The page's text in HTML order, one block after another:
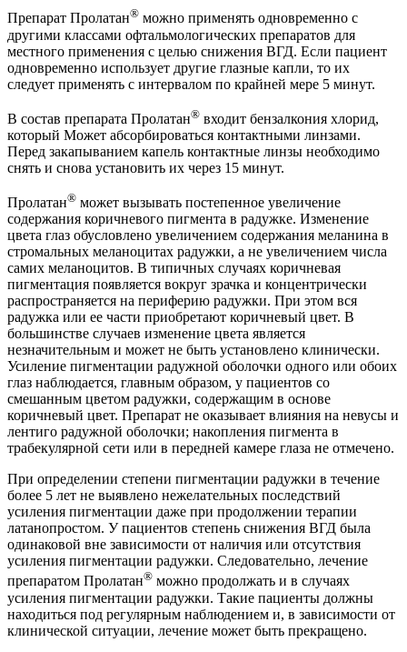
Препарат Пролатан® можно применять одновременно с
другими классами офтальмологических препаратов для
местного применения с целью снижения ВГД. Если пациент
одновременно использует другие глазные капли, то их
следует применять с интервалом по крайней мере 5 минут.
В состав препарата Пролатан® входит бензалкония хлорид,
который Может абсорбироваться контактными линзами.
Перед закапыванием капель контактные линзы необходимо
снять и снова установить их через 15 минут.
Пролатан® может вызывать постепенное увеличение
содержания коричневого пигмента в радужке. Изменение
цвета глаз обусловлено увеличением содержания меланина в
стромальных меланоцитах радужки, а не увеличением числа
самих меланоцитов. В типичных случаях коричневая
пигментация появляется вокруг зрачка и концентрически
распространяется на периферию радужки. При этом вся
радужка или ее части приобретают коричневый цвет. В
большинстве случаев изменение цвета является
незначительным и может не быть установлено клинически.
Усиление пигментации радужной оболочки одного или обоих
глаз наблюдается, главным образом, у пациентов со
смешанным цветом радужки, содержащим в основе
коричневый цвет. Препарат не оказывает влияния на невусы и
лентиго радужной оболочки; накопления пигмента в
трабекулярной сети или в передней камере глаза не отмечено.
При определении степени пигментации радужки в течение
более 5 лет не выявлено нежелательных последствий
усиления пигментации даже при продолжении терапии
латанопростом. У пациентов степень снижения ВГД была
одинаковой вне зависимости от наличия или отсутствия
усиления пигментации радужки. Следовательно, лечение
препаратом Пролатан® можно продолжать и в случаях
усиления пигментации радужки. Такие пациенты должны
находиться под регулярным наблюдением и, в зависимости от
клинической ситуации, лечение может быть прекращено.